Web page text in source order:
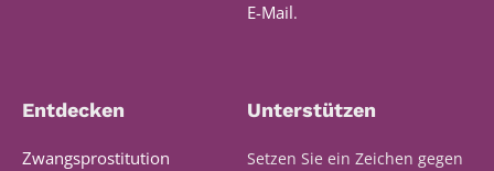
E-Mail.
Entdecken
Zwangsprostitution
Unterstützen
Setzen Sie ein Zeichen gegen